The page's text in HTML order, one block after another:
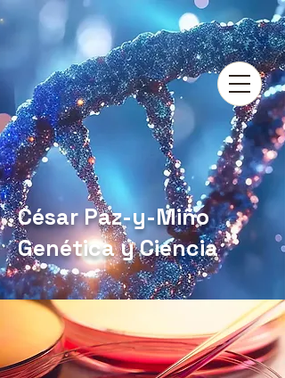
César Paz-y-Miño
Genética y Ciencia